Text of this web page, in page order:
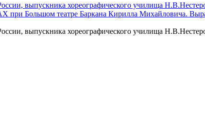
выпускника хореографического училища
при Большом театре Баркана Кирилла Михайловича.
выпускника хореографического училища